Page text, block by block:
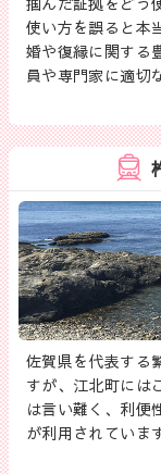
使い方を誤ると本
婚や復縁に関する
員や専門家に適切
佐賀県を代表する
すが、江北町には
は言い難く、利便
が利用されていま